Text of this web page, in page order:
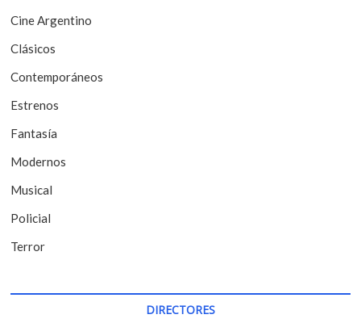
e
e
n
t
r
a
d
a
s
Cine Argentino
Clásicos
Contemporáneos
Estrenos
Fantasía
Modernos
Musical
Policial
Terror
DIRECTORES